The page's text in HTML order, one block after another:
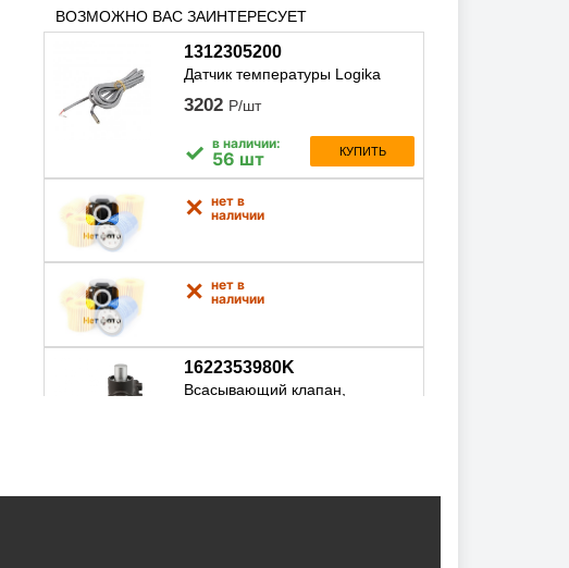
ВОЗМОЖНО ВАС ЗАИНТЕРЕСУЕТ
1312305200
Датчик температуры Logika
3202 Р/шт
✓ в наличии:
56 шт КУПИТЬ
✕ нет в
наличии
✕ нет в
наличии
1622353980K
Всасывающий клапан,
✓ 4 шт